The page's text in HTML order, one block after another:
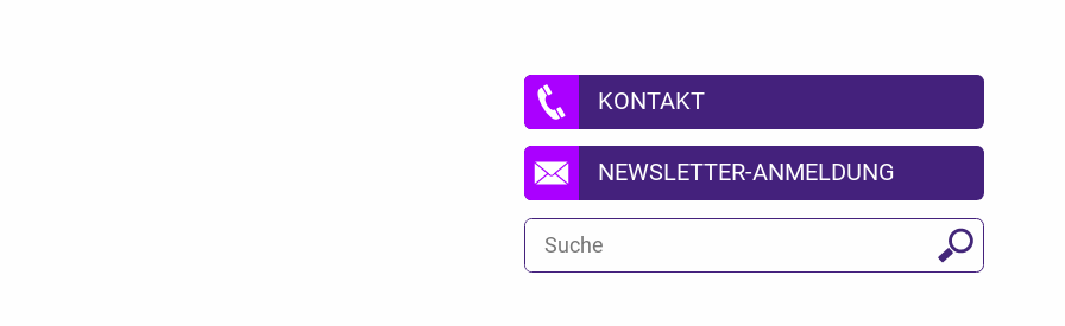
KONTAKT
NEWSLETTER-ANMELDUNG
Suchbegriff
Suchen